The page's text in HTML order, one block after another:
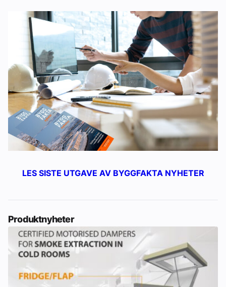
LES SISTE UTGAVE AV BYGGFAKTA NYHETER
Produktnyheter